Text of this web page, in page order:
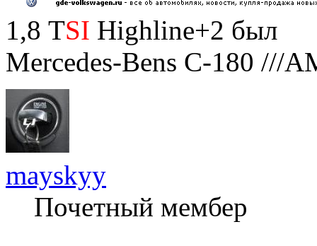
1,8 ТSI Highline+2 был
Mercedes-Bens C-180 ///
mayskyy
Почетный мембер